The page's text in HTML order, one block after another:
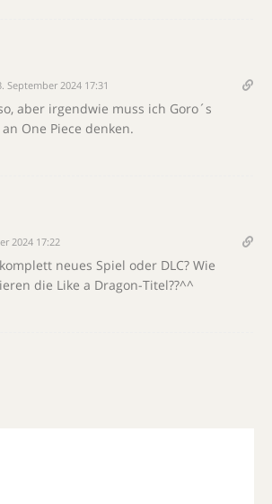
September 2024 17:31
aber irgendwie muss ich Goro´s
One Piece denken.
2024 17:22
neues Spiel oder DLC? Wie
die Like a Dragon-Titel??^^